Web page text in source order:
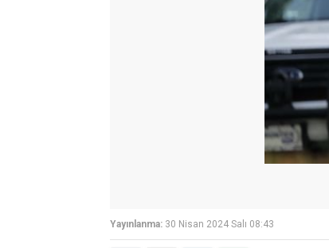
Yayınlanma: 30 Nisan 2024 Salı 08:43